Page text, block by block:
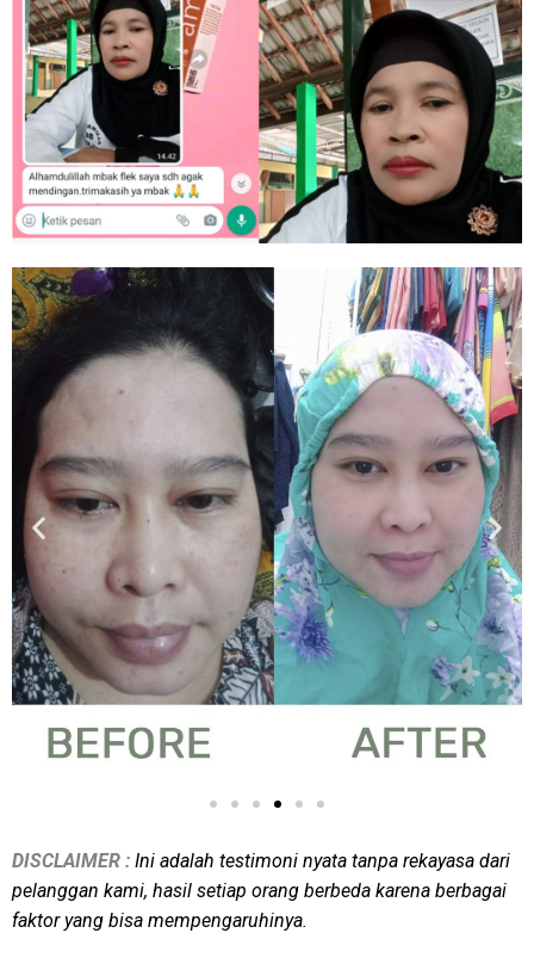
DISCLAIMER : Ini adalah testimoni nyata tanpa rekayasa dari
pelanggan kami, hasil setiap orang berbeda karena berbagai
faktor yang bisa mempengaruhinya.